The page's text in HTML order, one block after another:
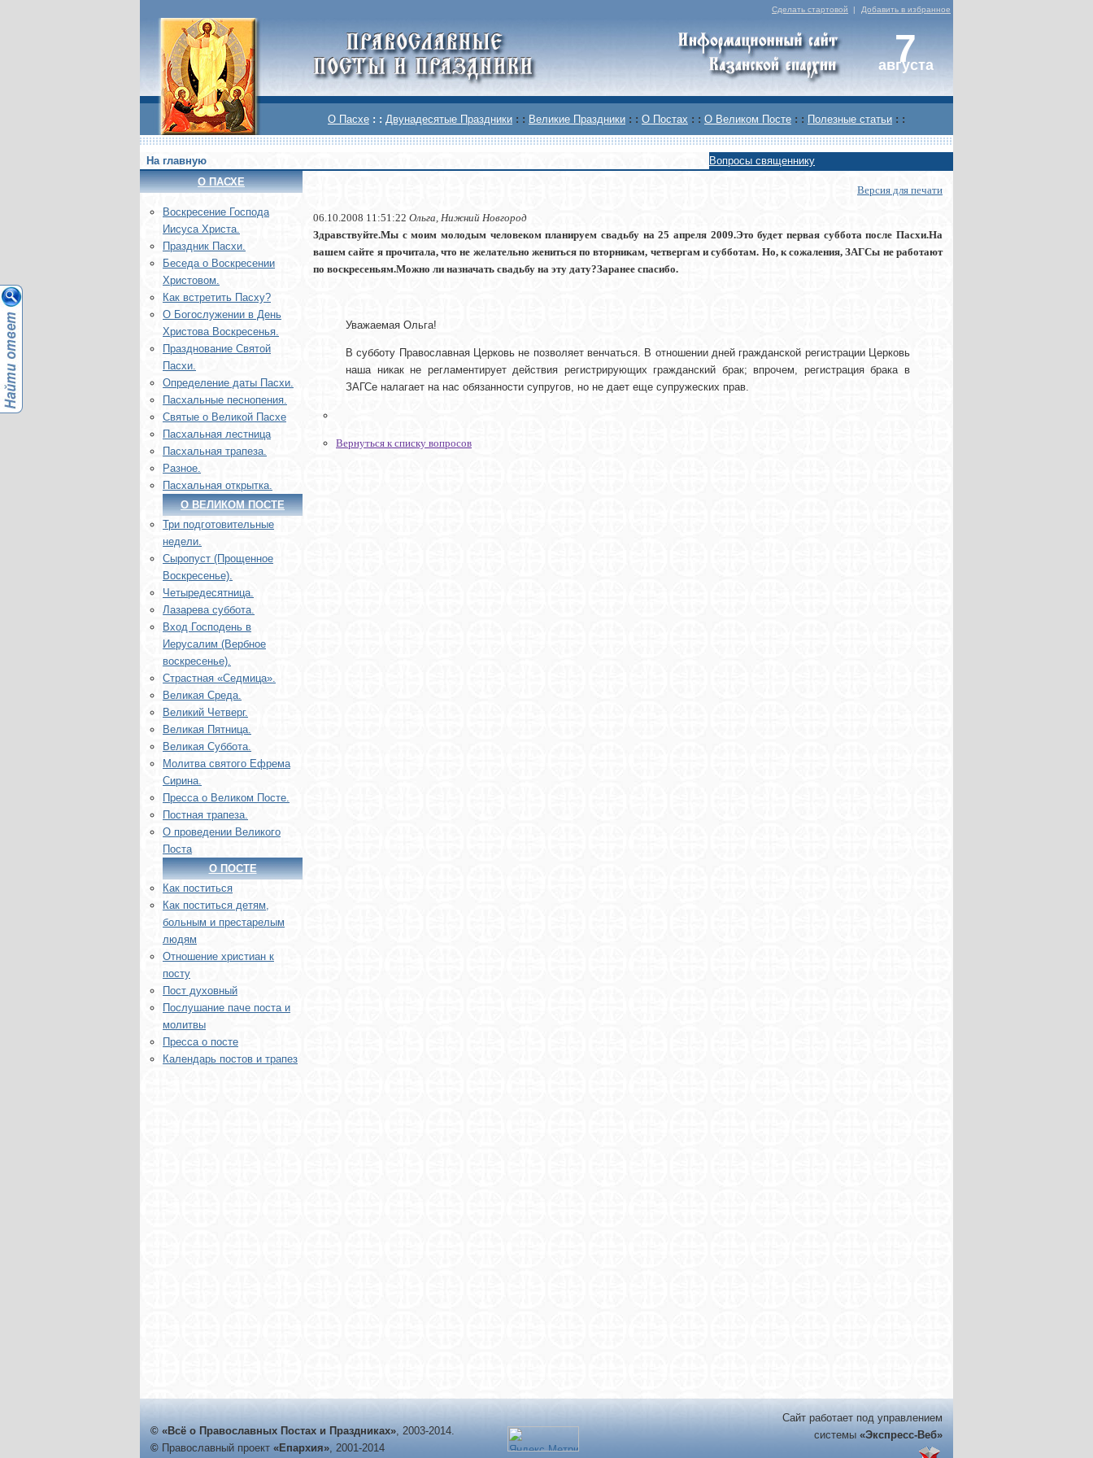
Сделать стартовой | Добавить в избранное
7
августа
О Пасхе : : Двунадесятые Праздники : : Великие Праздники : : О Постах : : О Великом Посте : : Полезные статьи : :
На главную
Вопросы священнику
О ПАСХЕ
Воскреcение Господа
Иисуса Христа.
Праздник Пасхи.
Беседа о Воскресении
Христовом.
Как встретить Пасху?
О Богослужении в День
Христова Воскресенья.
Празднование Святой
Пасхи.
Определение даты Пасхи.
Пасхальные песнопения.
Святые о Великой Пасхе
Пасхальная лестница
Пасхальная трапеза.
Разное.
Пасхальная открытка.
О ВЕЛИКОМ ПОСТЕ
Три подготовительные
недели.
Сыропуст (Прощенное
Воскресенье).
Четыредесятница.
Лазарева суббота.
Вход Господень в
Иерусалим (Вербное
воскресенье).
Страстная «Седмица».
Великая Среда.
Великий Четверг.
Великая Пятница.
Великая Суббота.
Молитва святого Ефрема
Сирина.
Пресса о Великом Посте.
Постная трапеза.
О проведении Великого
Поста
О ПОСТЕ
Как поститься
Как поститься детям,
больным и престарелым
людям
Отношение христиан к
посту
Пост духовный
Послушание паче поста и
молитвы
Пресса о посте
Календарь постов и трапез
Версия для печати
06.10.2008 11:51:22 Ольга, Нижний Новгород
Здравствуйте.Мы с моим молодым человеком планируем свадьбу на 25 апреля 2009.Это будет первая суббота после Пасхи.На
вашем сайте я прочитала, что не желательно жениться по вторникам, четвергам и субботам. Но, к сожаления, ЗАГСы не работают
по воскресеньям.Можно ли назначать свадьбу на эту дату?Заранее спасибо.
Уважаемая Ольга!
В субботу Православная Церковь не позволяет венчаться. В отношении дней гражданской регистрации Церковь
наша никак не регламентирует действия регистрирующих гражданский брак; впрочем, регистрация брака в
ЗАГСе налагает на нас обязанности супругов, но не дает еще супружеских прав.
Вернуться к списку вопросов
© «Всё о Православных Постах и Праздниках», 2003-2014.
© Православный проект «Епархия», 2001-2014
Сайт работает под управлением
системы «Экспресс-Веб»